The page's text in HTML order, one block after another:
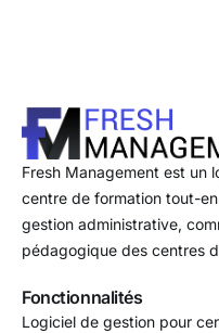
Fresh Management est un
centre de formation tout-
gestion administrative,
pédagogique des centres
Fonctionnalités
Logiciel de gestion pour